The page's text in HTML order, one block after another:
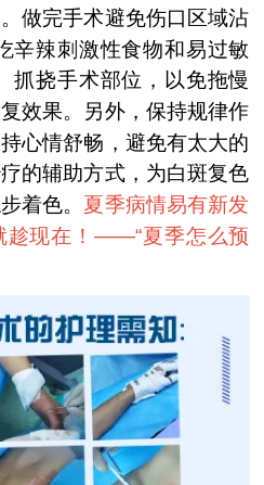
做完手术避免伤口区域沾
辛辣刺激性食物和易过敏
抓挠手术部位，以免拖慢
效果。另外，保持规律作
心情舒畅，避免有太大的
的辅助方式，为白斑复色
着色。 夏季病情易有新发
趁现在！——“夏季怎么预